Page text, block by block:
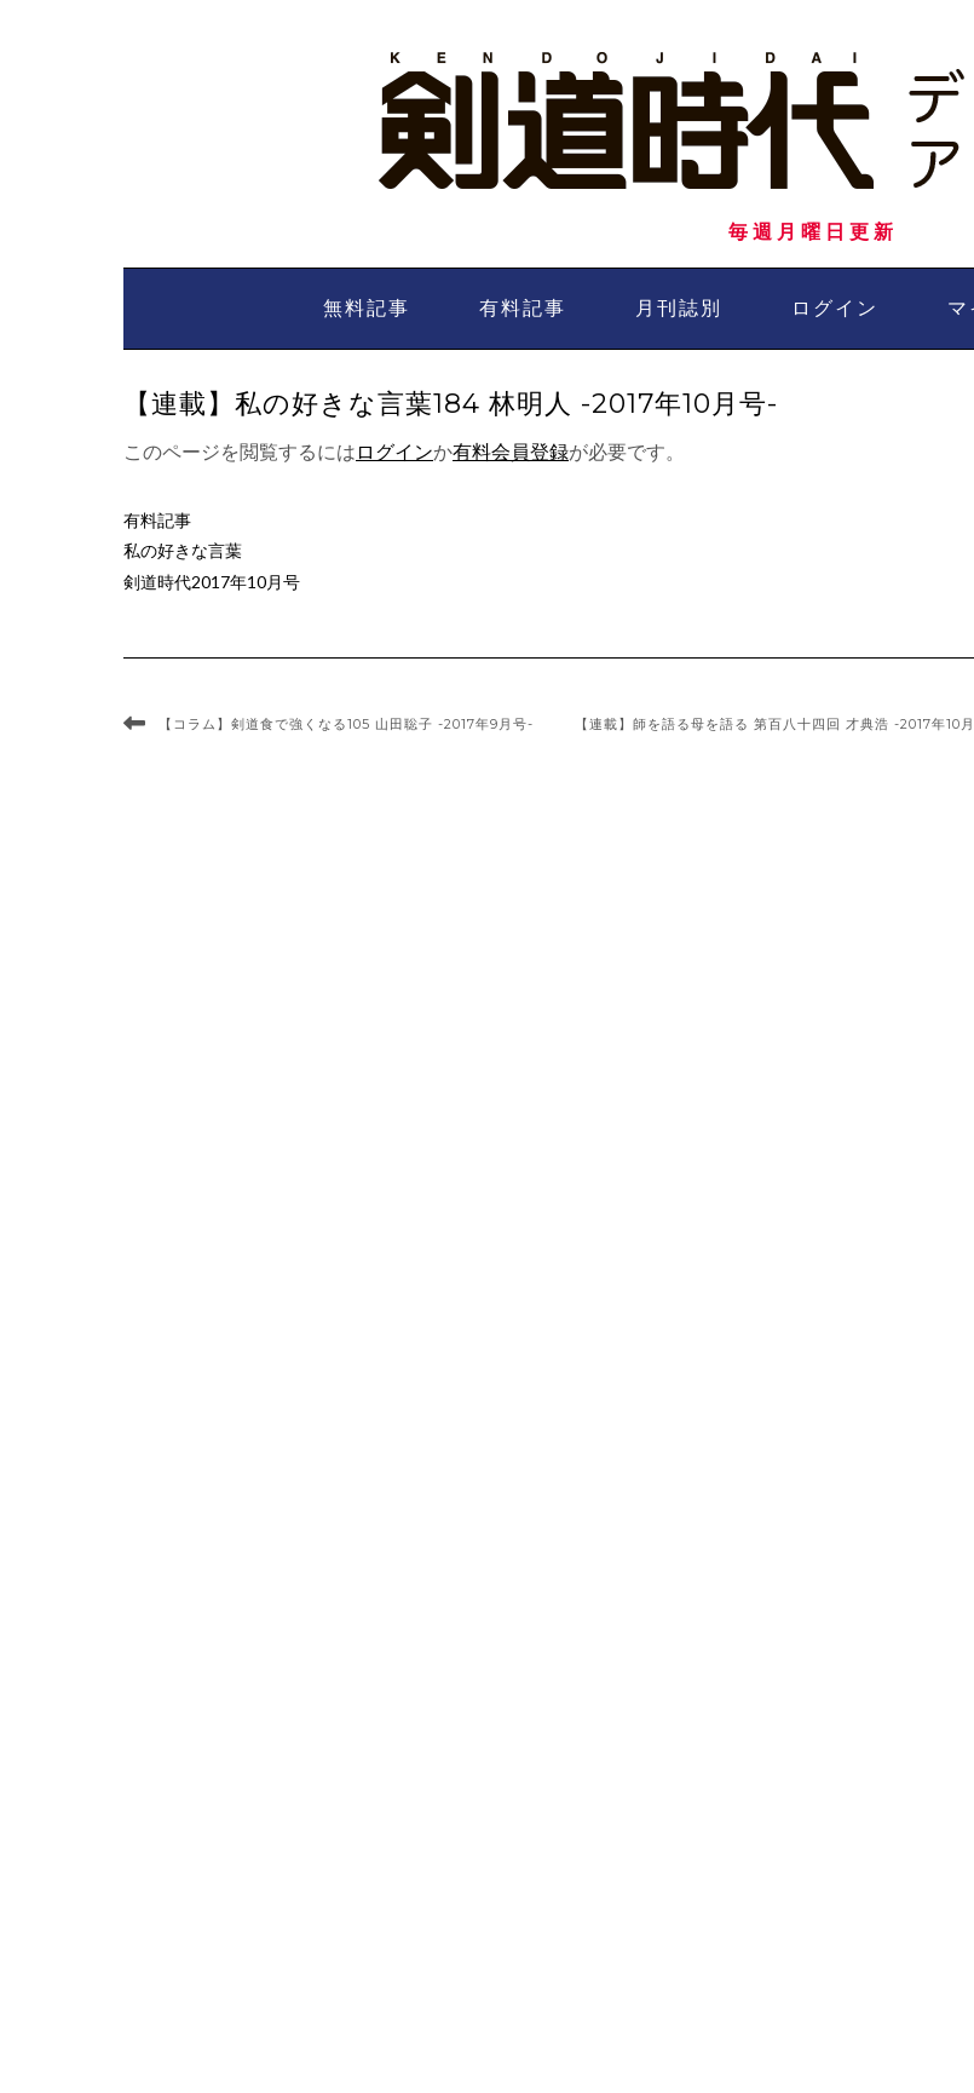
毎週月曜日更新
無料記事 有料記事 月刊誌別 ログイン マ
【連載】私の好きな言葉184 林明人 -2017年10月号-
このページを閲覧するには ログインか有料会員登録が必要です。
有料記事
私の好きな言葉
剣道時代2017年10月号
【コラム】剣道食で強くなる105 山田聡子 -2017年9月号- 【連載】師を語る母を語る 第百八十四回 才典浩 -2017年10